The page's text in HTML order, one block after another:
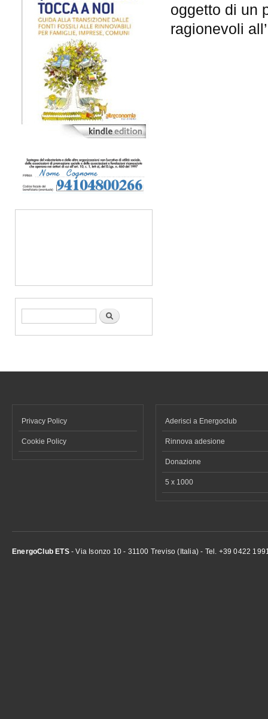
Form di ricerca Cerca
oggetto di un
ragionevoli
Privacy Policy
Cookie Policy
Aderisci a Energoclub
Rinnova adesione
Donazione
5 x 1000
EnergoClub ETS- Via Isonzo 10 - 31100 Treviso (Italia) - Tel. +39 0422